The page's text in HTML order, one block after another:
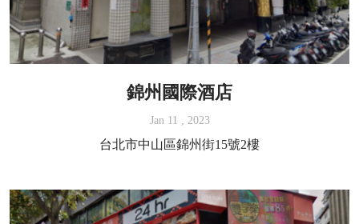
錦州國際酒店
Jan 11 , 2023
台北市中山區錦州街15號2樓